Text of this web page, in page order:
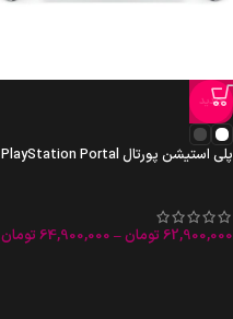
جدید
پلی استیشن پورتال PlayStation Portal
62,900,000 تومان–
64,900,000 تومان